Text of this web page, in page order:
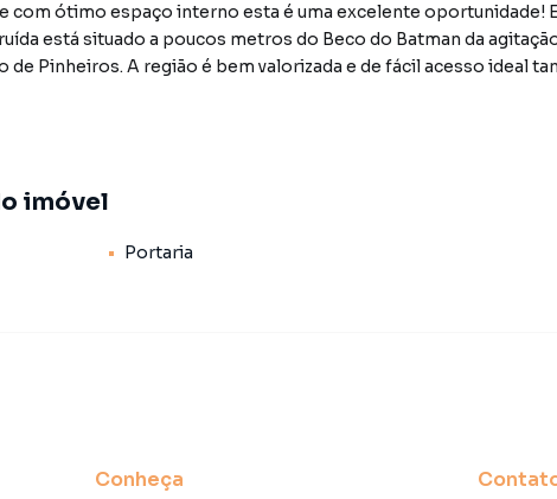
com ótimo espaço interno esta é uma excelente oportunidade!
está situado a poucos metros do Beco do Batman da
de Pinheiros. A região é bem valorizada e de fácil acesso ideal
disso há uma área que foi utilizada por muito tempo como
escritórios e coworking. 2 vagas de garagem. Preço e
imóvel
Portaria
Conheça